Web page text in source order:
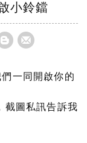
小鈴鐺
一同開啟你的
截圖私訊告訴我